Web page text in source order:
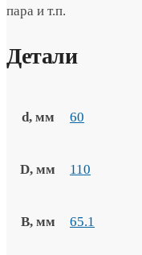
пара и т.п.
Детали
d, мм 60
D, мм 110
B, мм 65.1